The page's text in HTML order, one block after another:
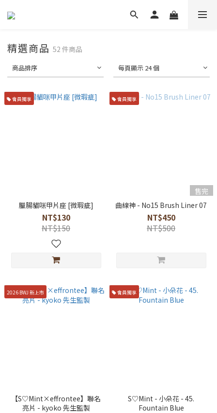
精選商品 52 件商品
商品排序 每頁顯示 24 個
會員獨享
臘腸貓咪甲片座 [微瑕疵]
NT$130
NT$150
會員獨享
售完
曲線神 - No15 Brush Liner 07
NT$450
NT$500
2026 BWJ 新上市
【S♡Mint×effrontee】聯名
亮片 - kyoko 先生監製
會員獨享
S♡Mint - 小朵花 - 45.
Fountain Blue